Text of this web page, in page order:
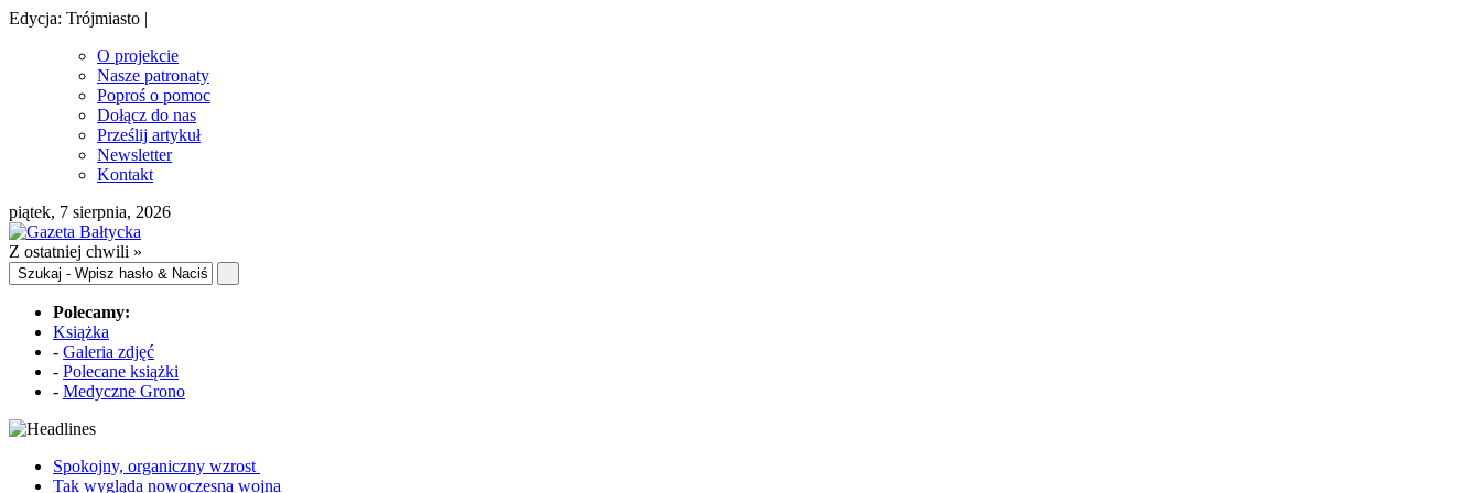
Edycja: Trójmiasto |
O projekcie
Nasze patronaty
Poproś o pomoc
Dołącz do nas
Prześlij artykuł
Newsletter
Kontakt
piątek, 7 sierpnia, 2026
Z ostatniej chwili »
Polecamy:
Książka
- Galeria zdjęć
- Polecane książki
- Medyczne Grono
Spokojny, organiczny wzrost
Tak wygląda nowoczesna wojna